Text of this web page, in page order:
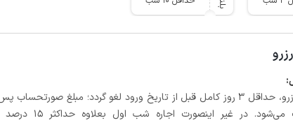
غیر اینصورت اجاره شب اول بعلاوه حداکثر 15 درصد شب‌های باقیمانده کسر می‌شود.